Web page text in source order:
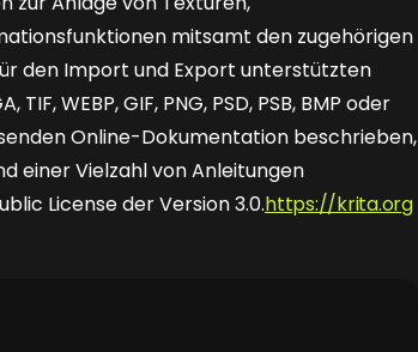
mitsamt den zugehörigen
den Import und Export unterstützten
WEBP, GIF, PNG, PSD, PSB, BMP oder
Online-Dokumentation beschrieben,
einer Vielzahl von Anleitungen
License der Version 3.0.https://krita.org